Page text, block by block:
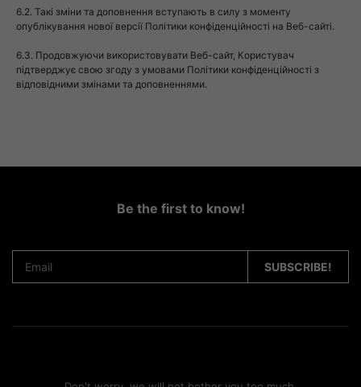
6.2. Такі зміни та доповнення вступають в силу з моменту
опублікування нової версії Політики конфіденційності на Веб-сайті.
6.3. Продовжуючи використовувати Веб-сайт, Користувач
підтверджує свою згоду з умовами Політики конфіденційності з
відповідними змінами та доповненнями.
Be the first to know!